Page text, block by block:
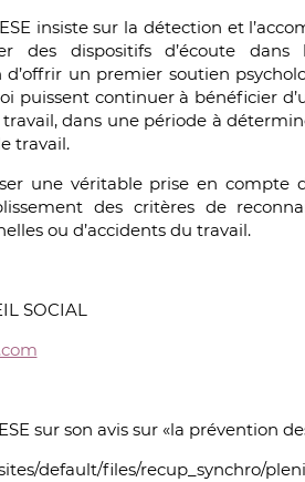
insiste sur la détection et
des dispositifs d’écoute dans
un premier soutien
puissent continuer à bénéficier
dans une période à
travail.
une véritable prise en compte
des critères de
ou d’accidents du travail.
SOCIAL
sur son avis sur «la prévention
default/files/recup_synchro/